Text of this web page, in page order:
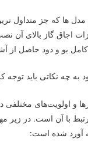
مدل ها که جز متداول
اجاق گاز بالای آن
بو و دود حاصل از
به چه نکاتی باید توجه
و اولویت‌‌های مختلفی
با آن است. در زیر
آورد شده است: